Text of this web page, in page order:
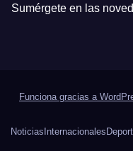
Sumérgete en las
Funciona gracias a
Noticias Internacionales